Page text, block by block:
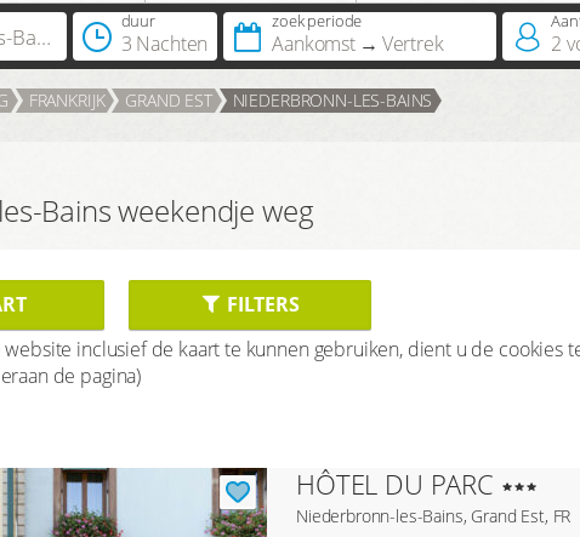
duur
3 Nachten
zoek periode
Aankomst Vertrek 2
FRANKRIJK GRAND EST NIEDERBRONN-LES-BAINS
Bains weekendje weg
FILTERS
inclusief de kaart te kunnen gebruiken, dient u de cookies
de pagina)
HÔTEL DU PARC
Niederbronn-les-Bains, Grand Est, FR